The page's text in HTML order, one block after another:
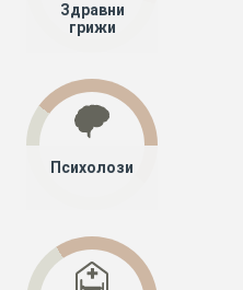
Здравни
грижи
Психолози